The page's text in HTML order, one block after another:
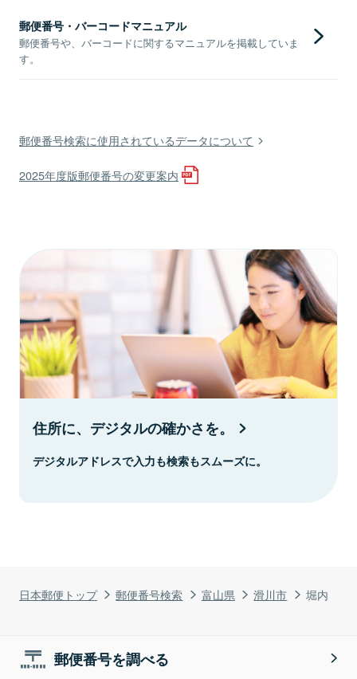
日本郵便トップ 郵便番号検索 富山県 滑川市 堀内
郵便番号・バーコードマニュアル
郵便番号や、バーコードに関するマニュアルを掲載していま
す。
郵便番号検索に使用されているデータについて
2025年度版郵便番号の変更案内
住所に、デジタルの確かさを。
デジタルアドレスで入力も検索もスムーズに。
郵便番号を調べる